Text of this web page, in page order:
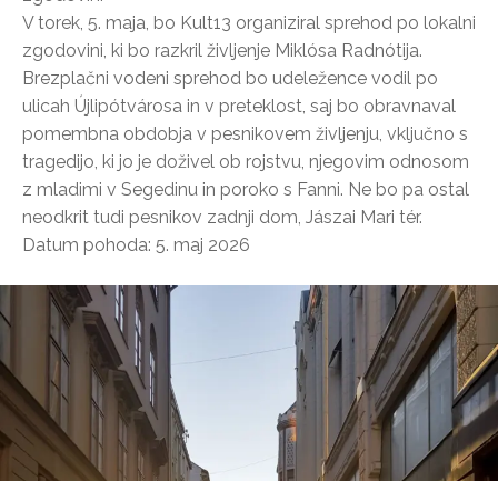
V torek, 5. maja, bo Kult13 organiziral sprehod po lokalni
zgodovini, ki bo razkril življenje Miklósa Radnótija.
Brezplačni vodeni sprehod bo udeležence vodil po
ulicah Újlipótvárosa in v preteklost, saj bo obravnaval
pomembna obdobja v pesnikovem življenju, vključno s
tragedijo, ki jo je doživel ob rojstvu, njegovim odnosom
z mladimi v Segedinu in poroko s Fanni. Ne bo pa ostal
neodkrit tudi pesnikov zadnji dom, Jászai Mari tér.
Datum pohoda: 5. maj 2026